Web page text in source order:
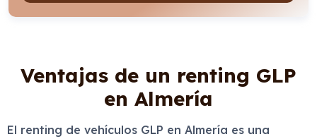
Ventajas de un renting GLP
en Almería
El renting de vehículos GLP en Almería es una